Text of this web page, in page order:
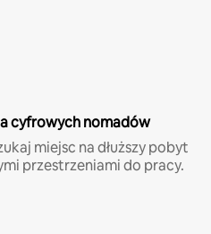
cyfrowych nomadów
miejsc na dłuższy pobyt
przestrzeniami do pracy.